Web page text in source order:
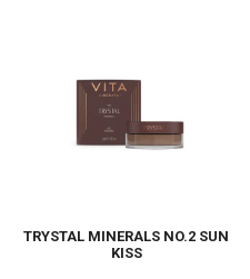
TRYSTAL MINERALS NO.2 SUN
KISS